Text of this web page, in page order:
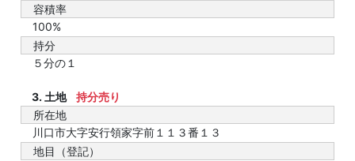
容積率
100%
持分
５分の１
3. 土地
持分売り
所在地
川口市大字安行領家字前１１３番１３
地目（登記）